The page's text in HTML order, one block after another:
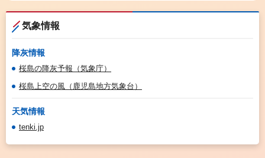
気象情報
降灰情報
桜島の降灰予報（気象庁）
桜島上空の風（鹿児島地方気象台）
天気情報
tenki.jp